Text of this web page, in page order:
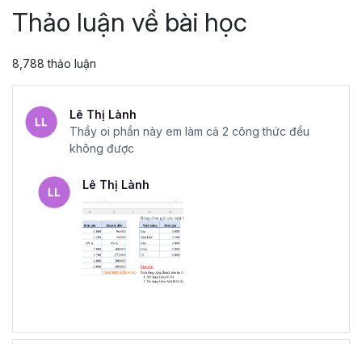
Thảo luận về bài học
8,788 thảo luận
Lê Thị Lành
Thầy oi phần này em làm cả 2 công thức đều
không được
Lê Thị Lành